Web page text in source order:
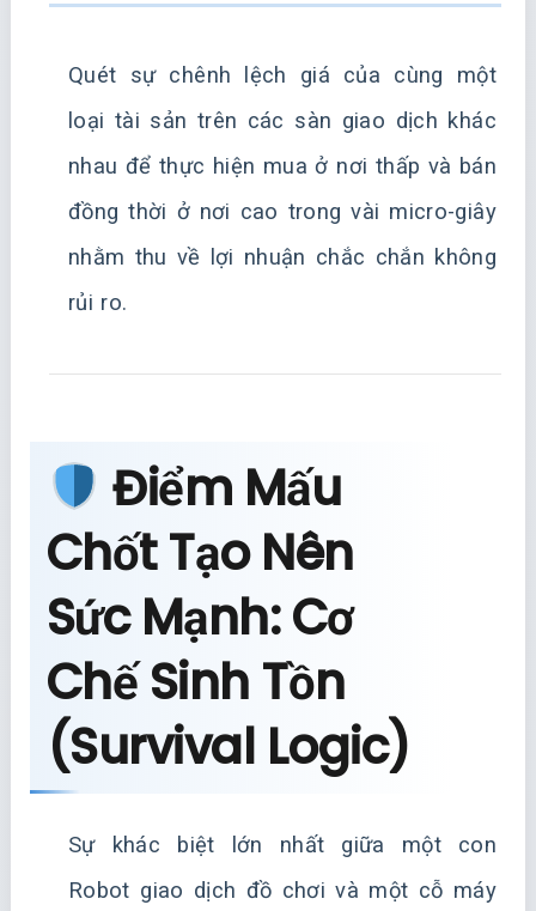
Quét sự chênh lệch giá của cùng một
loại tài sản trên các sàn giao dịch khác
nhau để thực hiện mua ở nơi thấp và bán
đồng thời ở nơi cao trong vài micro-giây
nhằm thu về lợi nhuận chắc chắn không
rủi ro.
Điểm Mấu
Chốt Tạo Nên
Sức Mạnh: Cơ
Chế Sinh Tồn
(Survival Logic)
Sự khác biệt lớn nhất giữa một con
Robot giao dịch đồ chơi và một cỗ máy